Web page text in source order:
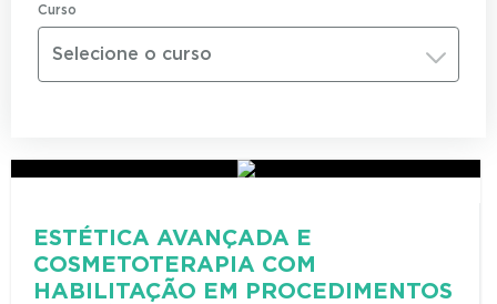
Curso
Selecione o curso
ESTÉTICA AVANÇADA E
COSMETOTERAPIA COM
HABILITAÇÃO EM PROCEDIMENTOS